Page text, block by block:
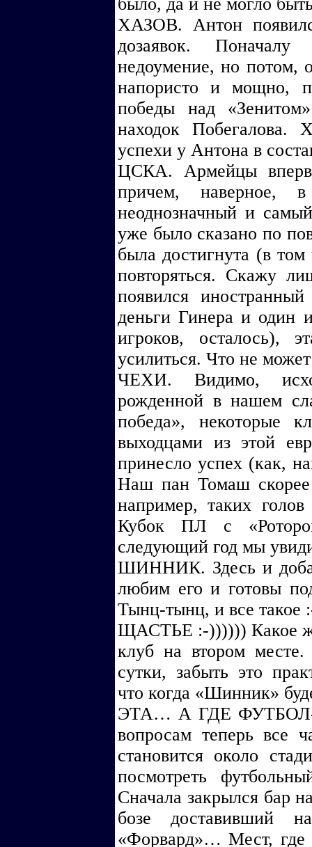
ХАЗОВ. Антон
дозаявок.
недоумение, но потом,
напористо и мощно,
победы над
находок Побегалова.
успехи у Антона в
ЦСКА. Армейцы
причем,
неоднозначный и
уже было сказано по
была достигнута (в
повторяться. Скажу
появился
деньги Гинера и один
игроков, осталось),
усилиться. Что не
ЧЕХИ. Видимо,
рожденной в нашем
победа», некоторые
выходцами из этой
принесло успех (как,
Наш пан Томаш скорее
например, таких
Кубок ПЛ с
следующий год мы
ШИННИК. Здесь и
любим его и готовы
Тынц-тынц, и все такое
ЩАСТЬЕ :-)))))) Какое
клуб на втором
сутки, забыть это
что когда «Шинник»
ЭТА… А ГДЕ
вопросам теперь все
становится около
посмотреть
Сначала закрылся бар
бозе доставивший
«Форвард»… Мест,